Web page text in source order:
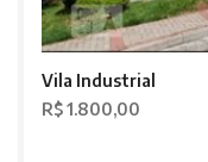
Vila Industrial
R$ 1.800,00